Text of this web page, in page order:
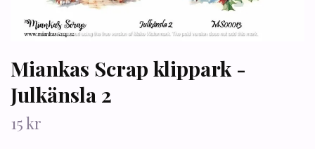
Miankas Scrap klippark -
Julkänsla 2
15 kr